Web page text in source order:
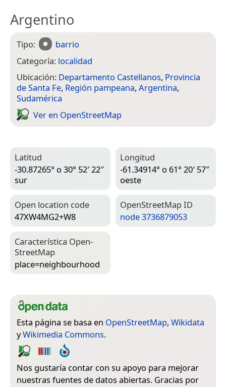
Argentino
Tipo:
barrio
Categoría: localidad
Ubicación: Departamento Castellanos, Provincia
de Santa Fe, Región pampeana, Argentina,
Sudamérica
Ver en Open­Street­Map
Latitud
-30.87265° o 30° 52′ 22″
sur
Longitud
-61.34914° o 61° 20′ 57″
oeste
Open location code
47XW4MG2+W8
Open­Street­Map ID
node 3736879053
Característica Open­
Street­Map
place=­neighbourhood
Esta página se basa en OpenStreetMap, Wikidata
yWikimedia Commons.
Nos gustaría contar con su apoyo para mejorar
nuestras fuentes de datos abiertas. Gracias por